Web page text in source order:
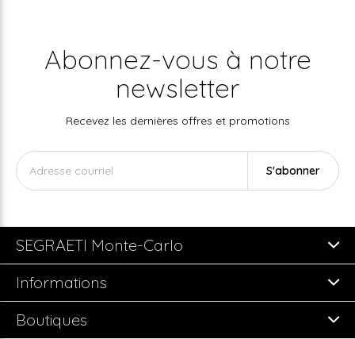
Abonnez-vous à notre
newsletter
Recevez les dernières offres et promotions
S'abonner
SEGRAETI Monte-Carlo
Informations
Boutiques